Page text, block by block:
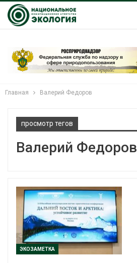
Главная Валерий Федоров
просмотр тегов
Валерий Федоров
ЭКОЗАМЕТКА